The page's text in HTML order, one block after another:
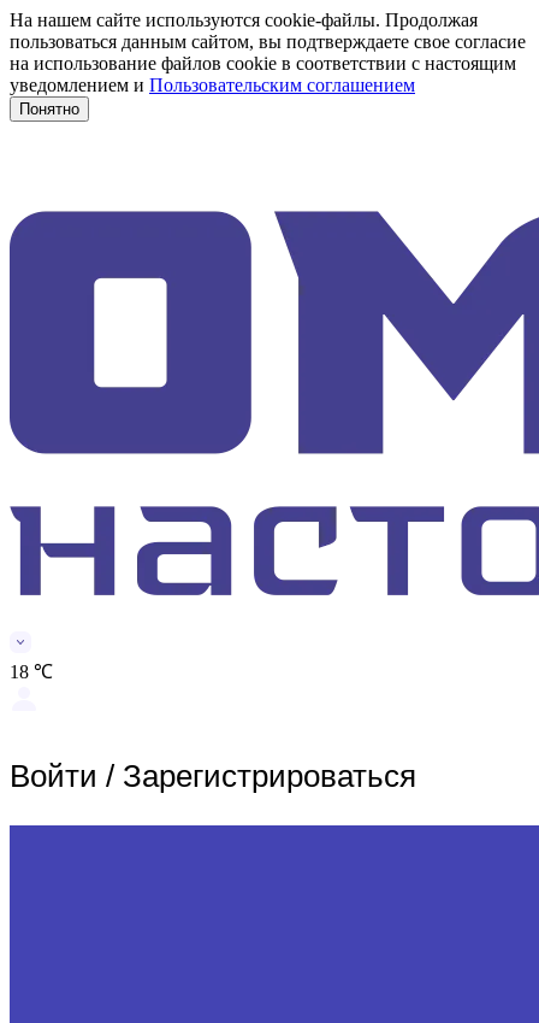
На нашем сайте используются cookie-файлы. Продолжая
пользоваться данным сайтом, вы подтверждаете свое согласие
на использование файлов cookie в соответствии с настоящим
уведомлением и Пользовательским соглашением
Понятно
18 ℃
Войти / Зарегистрироваться